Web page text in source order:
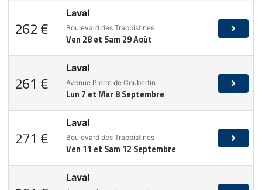
262 €
Laval
Boulevard des Trappistines
Ven 28 et Sam 29 Août
261 €
Laval
Avenue Pierre de Coubertin
Lun 7 et Mar 8 Septembre
271 €
Laval
Boulevard des Trappistines
Ven 11 et Sam 12 Septembre
Laval